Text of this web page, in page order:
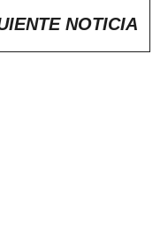
NOTICIA